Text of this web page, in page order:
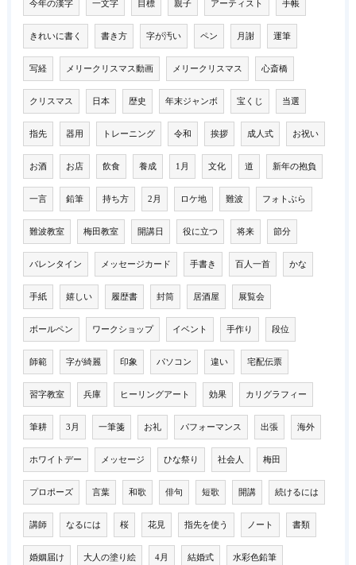
今年の漢字 一文字 目標 親子 アーティスト 手帳
きれいに書く 書き方 字が汚い ペン 月謝 運筆
写経 メリークリスマス動画 メリークリスマス 心斎橋
クリスマス 日本 歴史 年末ジャンボ 宝くじ 当選
指先 器用 トレーニング 令和 挨拶 成人式 お祝い
お酒 お店 飲食 養成 1月 文化 道 新年の抱負
一言 鉛筆 持ち方 2月 ロケ地 難波 フォトぶら
難波教室 梅田教室 開講日 役に立つ 将来 節分
バレンタイン メッセージカード 手書き 百人一首 かな
手紙 嬉しい 履歴書 封筒 居酒屋 展覧会
ボールペン ワークショップ イベント 手作り 段位
師範 字が綺麗 印象 パソコン 違い 宅配伝票
習字教室 兵庫 ヒーリングアート 効果 カリグラフィー
筆耕 3月 一筆箋 お礼 パフォーマンス 出張 海外
ホワイトデー メッセージ ひな祭り 社会人 梅田
プロポーズ 言葉 和歌 俳句 短歌 開講 続けるには
講師 なるには 桜 花見 指先を使う ノート 書類
婚姻届け 大人の塗り絵 4月 結婚式 水彩色鉛筆